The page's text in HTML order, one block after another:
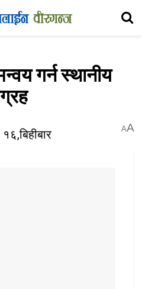
गर्न स्थानीय
AA